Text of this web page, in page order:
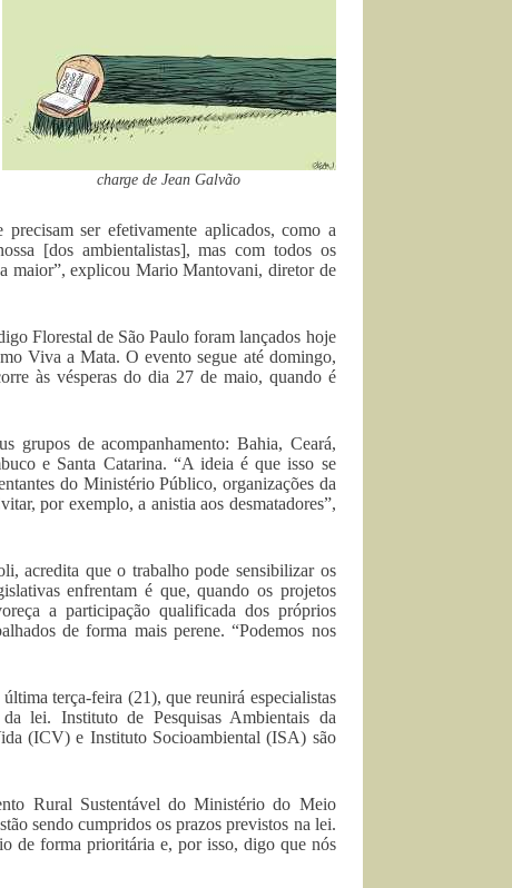
charge de Jean Galvão
ser efetivamente aplicados, como a
[dos ambientalistas], mas com todos os
maior”, explicou Mario Mantovani, diretor de
Florestal de São Paulo foram lançados hoje
Viva a Mata. O evento segue até domingo,
às vésperas do dia 27 de maio, quando é
grupos de acompanhamento: Bahia, Ceará,
e Santa Catarina. “A ideia é que isso se
do Ministério Público, organizações da
por exemplo, a anistia aos desmatadores”,
acredita que o trabalho pode sensibilizar os
enfrentam é que, quando os projetos
a participação qualificada dos próprios
de forma mais perene. “Podemos nos
terça-feira (21), que reunirá especialistas
lei. Instituto de Pesquisas Ambientais da
(ICV) e Instituto Socioambiental (ISA) são
Rural Sustentável do Ministério do Meio
sendo cumpridos os prazos previstos na lei.
de forma prioritária e, por isso, digo que nós